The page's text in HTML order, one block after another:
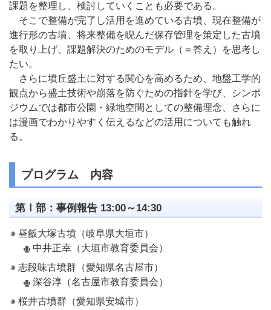
課題を整理し、検討していくことも必要である。
そこで整備が完了し活用を進めている古墳、現在整備が
進行形の古墳、将来整備を睨んだ保存管理を策定した古墳
を取り上げ、課題解決のためのモデル（＝答え）を思考し
たい。
さらに墳丘盛土に対する関心を高めるため、地盤工学的
観点から盛土技術や崩落を防ぐための指針を学び、シンポ
ジウムでは都市公園・緑地空間としての整備理念、さらに
は漫画でわかりやすく伝えるなどの活用についても触れ
る。
プログラム 内容
第Ⅰ部：事例報告 13:00～14:30
昼飯大塚古墳（岐阜県大垣市）
中井正幸（大垣市教育委員会）
志段味古墳群（愛知県名古屋市）
深谷淳（名古屋市教育委員会）
桜井古墳群（愛知県安城市）